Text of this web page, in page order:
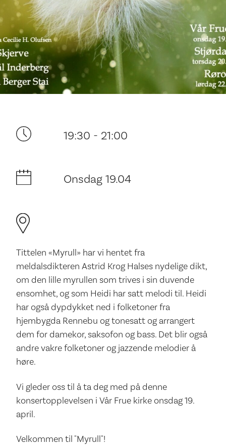
Ditt besøk
19:30 - 21:00
Onsdag 19.04
Tittelen «Myrull» har vi hentet fra
meldalsdikteren Astrid Krog Halses nydelige dikt,
om den lille myrullen som trives i sin duvende
ensomhet, og som Heidi har satt melodi til. Heidi
har også dypdykket ned i folketoner fra
hjembygda Rennebu og tonesatt og arrangert
dem for damekor, saksofon og bass. Det blir også
andre vakre folketoner og jazzende melodier å
høre.
Vi gleder oss til å ta deg med på denne
konsertopplevelsen i Vår Frue kirke onsdag 19.
april.
Velkommen til "Myrull"!